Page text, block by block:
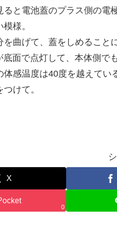
ると電池蓋のプラス側の
様。
曲げて、蓋をしめること
面で点灯して、本体側で
感温度は40度を越えてい
けて。
X
0